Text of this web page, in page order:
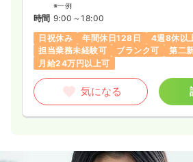
※一例
時間 9:00～18:00
日祝休み
年間休日128日
4週8休以
担当業務未経験可
ブランク可
第二
月給24万円以上可
気になる